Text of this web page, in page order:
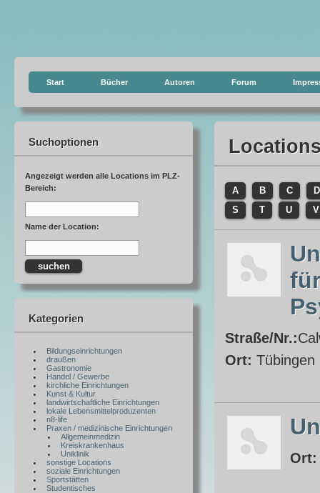
Start Bücher Autoren Forum
Suchoptionen
Angezeigt werden alle Locations im PLZ-
Bereich:
Name der Location:
Kategorien
Bildungseinrichtungen
draußen
Gastronomie
Handel / Gewerbe
kirchliche Einrichtungen
Kunst & Kultur
landwirtschaftliche Einrichtungen
lokale Lebensmittelproduzenten
n8-life
Praxen / medizinische Einrichtungen
Allgemeinmedizin
Kreiskrankenhaus
Uniklinik
sonstige Locations
soziale Einrichtungen
Sportstätten
Studentisches
A B C
D
S
T U V
Straße/Nr.:
Ort: Tübingen